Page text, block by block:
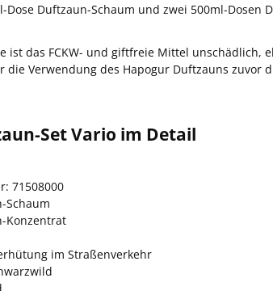
Dose Duftzaun-Schaum und zwei 500ml-Dosen
ist das FCKW- und giftfreie Mittel
die Verwendung des Hapogur Duftzauns zuvor
Set Vario im Detail
71508000
Schaum
Konzentrat
im Straßenverkehr